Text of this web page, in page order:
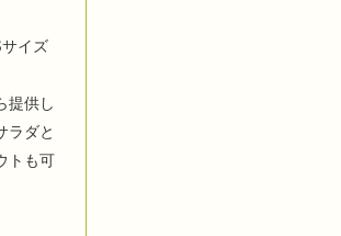
イズ
提供し
ラダと
トも可